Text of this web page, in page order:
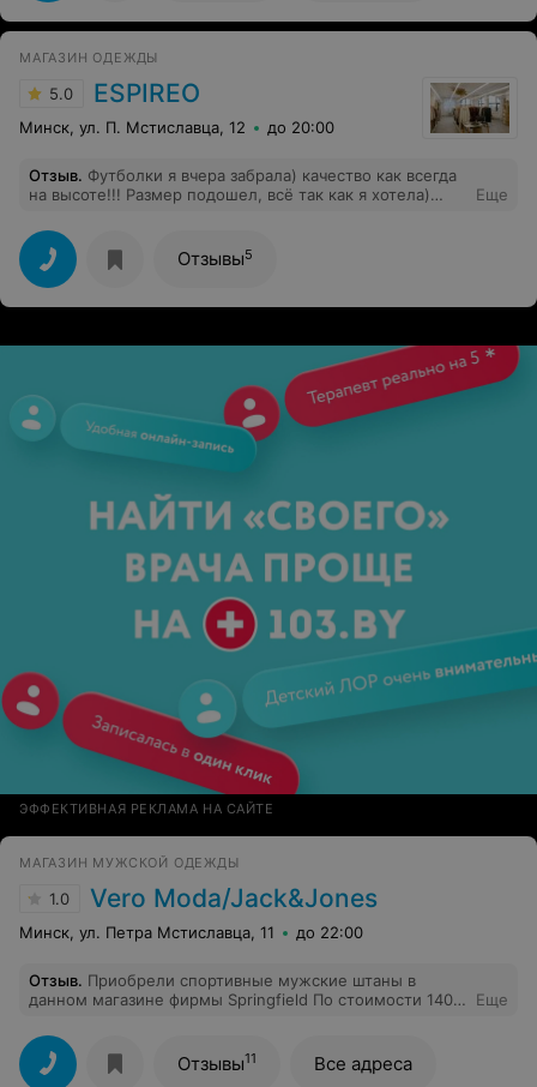
МАГАЗИН ОДЕЖДЫ
5.0 ESPIREO
Минск, ул. П. Мстиславца, 12 до 20:00
Отзыв. Футболки я вчера забрала) качество как всегда
на высоте!!! Размер подошел, всё так как я хотела)
Еще
Отзывы5
ЭФФЕКТИВНАЯ РЕКЛАМА НА САЙТЕ
МАГАЗИН МУЖСКОЙ ОДЕЖДЫ
1.0 Vero Moda/Jack&Jones
Минск, ул. Петра Мстиславца, 11 до 22:00
Отзыв. Приобрели спортивные мужские штаны в
данном магазине фирмы Springfield По стоимости 140
просто ужасно! 1 стирка по рекомендации на ярлыке-
штаны сели и стали выглядеть как подштаники! Не
рекомендую данный магазин и его продукт! Считаю,
Еще
Отзывы11 Все адреса